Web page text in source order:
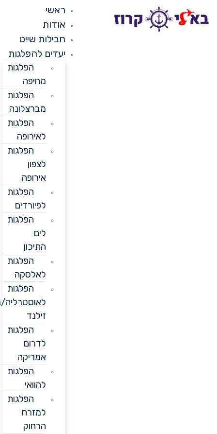
ראשי
אודות
חבילות שייט
יעדים להפלגות
הפלגות
מחיפה
הפלגות
מברצלונה
הפלגות
לאירופה
הפלגות
אירופה
הפלגות
לפיורדים
הפלגות
התיכון
הפלגות
לאלסקה
הפלגות
לאוסטרליה/ניו
הפלגות
לדרום
אמריקה
הפלגות
הפלגות
למזרח
הרחוק